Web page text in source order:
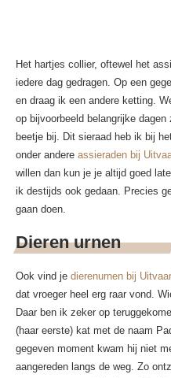
Het hartjes collier, oftewel het
iedere dag gedragen. Op een
en draag ik een andere ketting.
op bijvoorbeeld belangrijke
beetje bij. Dit sieraad heb ik bij
onder andere assieraden bij
willen dan kun je je altijd goed
ik destijds ook gedaan. Precies
gaan doen.
Dieren urnen
Ook vind je dierenurnen bij
dat vroeger heel erg raar vond.
Daar ben ik zeker op
(haar eerste) kat met de naam
gegeven moment kwam hij niet
aangereden langs de weg. Zo